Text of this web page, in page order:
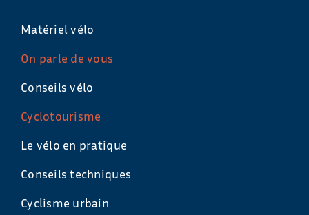
Matériel vélo
On parle de vous
Conseils vélo
Cyclotourisme
Le vélo en pratique
Conseils techniques
Cyclisme urbain